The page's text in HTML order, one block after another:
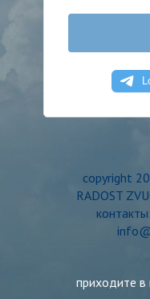
copyright
RADOST
приходите в